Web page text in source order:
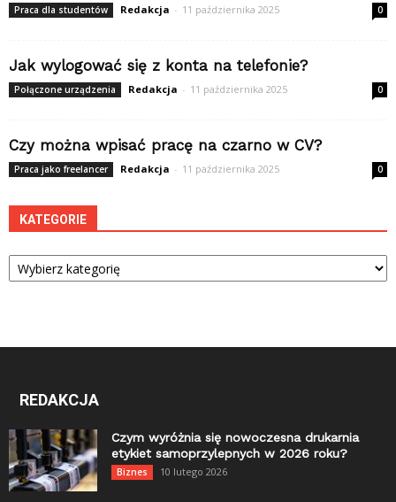
Praca dla studentów Redakcja - 11 października 2025 0
Jak wylogować się z konta na telefonie?
Połączone urządzenia Redakcja - 11 października 2025 0
Czy można wpisać pracę na czarno w CV?
Praca jako freelancer Redakcja - 11 października 2025 0
KATEGORIE
Kategorie
REDAKCJA
Czym wyróżnia się nowoczesna drukarnia
etykiet samoprzylepnych w 2026 roku?
Biznes 10 lutego 2026